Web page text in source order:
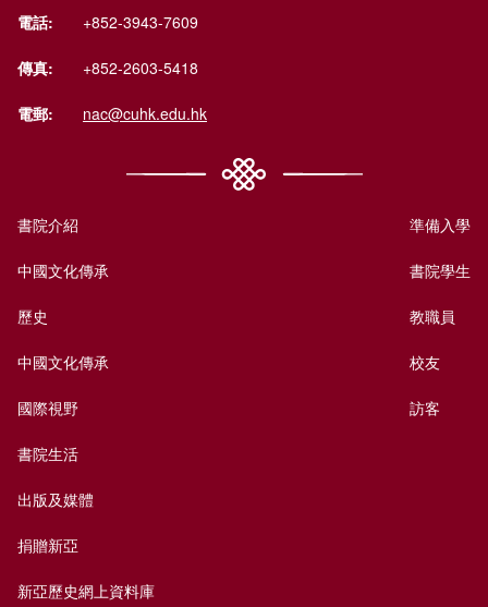
電話: +852-3943-7609
傳真: +852-2603-5418
電郵: nac@cuhk.edu.hk
書院介紹
中國文化傳承
歷史
中國文化傳承
國際視野
書院生活
出版及媒體
捐贈新亞
新亞歷史網上資料庫
準備入學
書院學生
教職員
校友
訪客